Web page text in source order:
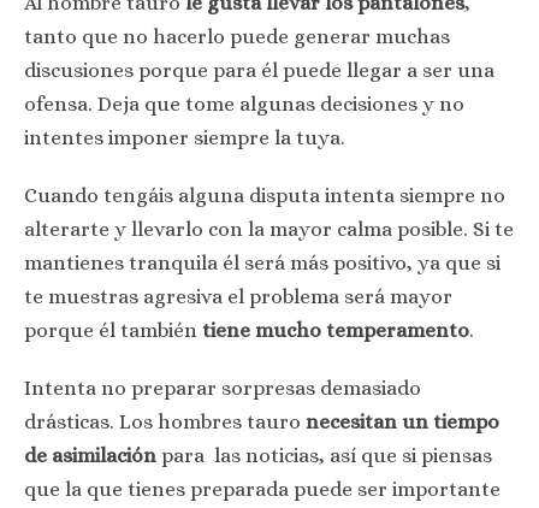
tanto que no hacerlo puede generar muchas
discusiones porque para él puede llegar a ser una
ofensa. Deja que tome algunas decisiones y no
intentes imponer siempre la tuya.
Cuando tengáis alguna disputa intenta siempre no
alterarte y llevarlo con la mayor calma posible. Si te
mantienes tranquila él será más positivo, ya que si
te muestras agresiva el problema será mayor
porque él también tiene mucho temperamento.
Intenta no preparar sorpresas demasiado
drásticas. Los hombres tauro necesitan un tiempo
de asimilación para las noticias, así que si piensas
que la que tienes preparada puede ser importante